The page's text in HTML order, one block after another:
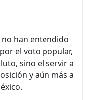
no han entendido
el voto popular,
sino el servir a
y aún más a